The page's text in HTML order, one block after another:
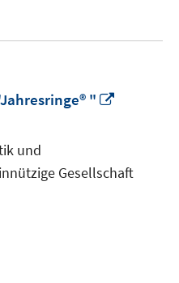
"
und
Gesellschaft